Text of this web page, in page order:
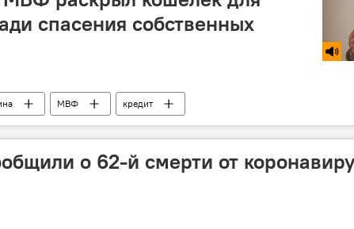
спасения собственных
МВФ кредит
о 62-й смерти от